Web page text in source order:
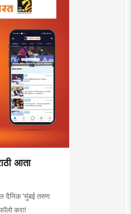
आता
दैनिक 'मुंबई तरुण
करा!